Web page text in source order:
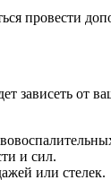
провести
зависеть от
и сил.
или стелек.